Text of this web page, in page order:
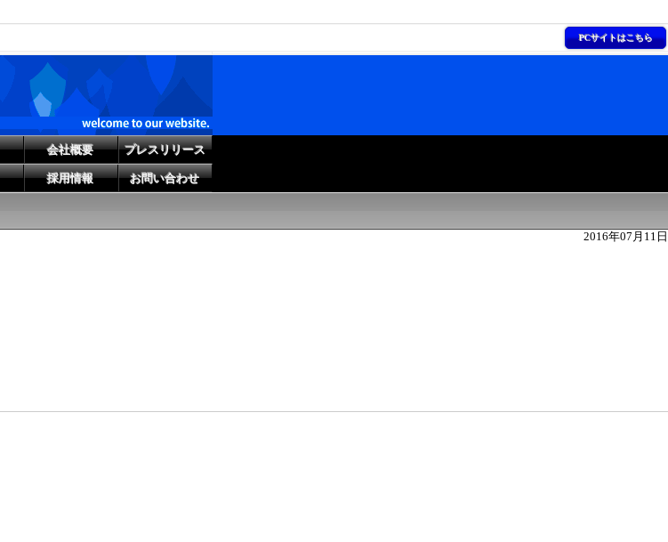
PCサイトはこちら
会社概要 プレスリリース
採用情報 お問い合わせ
2016年07月11日